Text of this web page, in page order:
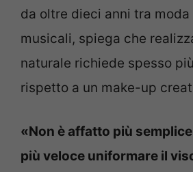
da oltre dieci anni tra
musicali, spiega che
naturale richiede spesso
rispetto a un make-up
«Non è affatto più
più veloce uniformare il